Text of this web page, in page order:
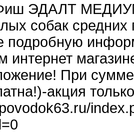
ЭДАЛТ
собак
подробную
интернет
При
акция